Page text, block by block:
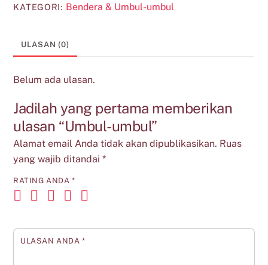
KATEGORI: Bendera & Umbul-umbul
ULASAN (0)
Belum ada ulasan.
Jadilah yang pertama memberikan
ulasan “Umbul-umbul”
Alamat email Anda tidak akan dipublikasikan. Ruas
yang wajib ditandai*
RATING ANDA *
ULASAN ANDA *